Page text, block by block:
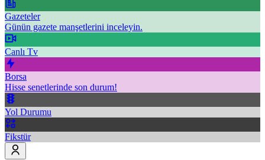
Gazeteler
Günün gazete manşetlerini inceleyin.
Canlı Tv
Borsa
Hisse senetlerinde son durum!
Yol Durumu
Fikstür